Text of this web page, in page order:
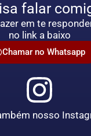
falar
em te
no link a baixo
Chamar no Whatsapp
nosso